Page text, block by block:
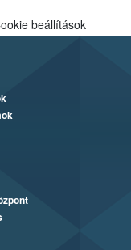
beállítások